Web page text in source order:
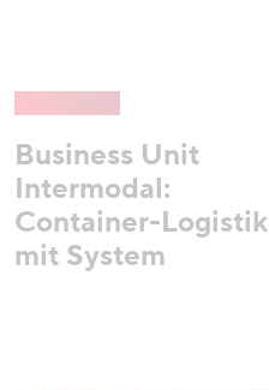
Business Unit
Intermodal:
Container-Logistik
mit System